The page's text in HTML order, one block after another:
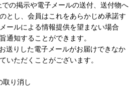
の掲示や電子メールの送付、送付物へ
とし、会員はこれをあらかじめ承諾す
ールによる情報提供を望まない場合
通知することができます。
送りした電子メールがお届けできなか
いただくことがございます。
取り消し